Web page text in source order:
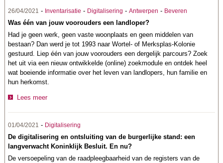
26/04/2021 - Inventarisatie - Digitalisering -Antwerpen - Beveren
Was één van jouw voorouders een landloper?
Had je geen werk, geen vaste woonplaats en geen middelen van
bestaan? Dan werd je tot 1993 naar Wortel- of Merksplas-Kolonie
gestuurd. Liep één van jouw voorouders een dergelijk parcours? Zoek
het uit via een nieuw ontwikkelde (online) zoekmodule en ontdek heel
wat boeiende informatie over het leven van landlopers, hun familie en
hun herkomst.
Lees meer
01/04/2021 - Digitalisering
De digitalisering en ontsluiting van de burgerlijke stand: een
langverwacht Koninklijk Besluit. En nu?
De versoepeling van de raadpleegbaarheid van de registers van de